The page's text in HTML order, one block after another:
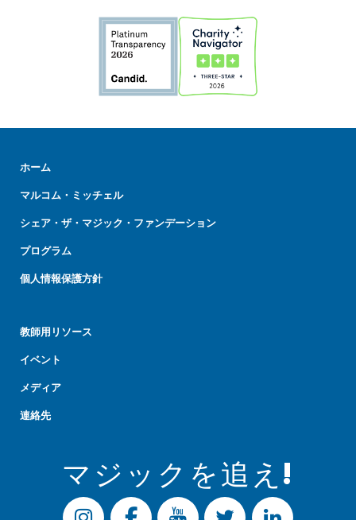
ホーム
マルコム・ミッチェル
シェア・ザ・マジック・ファンデーション
プログラム
個人情報保護方針
教師用リソース
イベント
メディア
連絡先
マジックを追え!